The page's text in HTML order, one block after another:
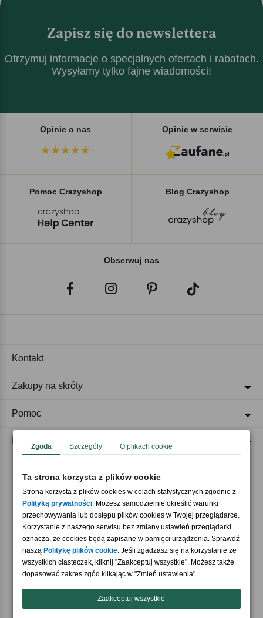
Zapisz się do newslettera
Otrzymuj informacje o specjalnych ofertach i rabatach.
Wysyłamy tylko fajne wiadomości!
Opinie o nas Opinie w serwisie
Pomoc Crazyshop Blog Crazyshop
Obserwuj nas
Akceptujemy płatności
Nasi partnerzy
Kontakt
Zakupy na skróty
Pomoc
Zgoda Szczegóły O plikach cookie
Ta strona korzysta z plików cookie
Strona korzysta z plików cookies w celach statystycznych zgodnie z
Polityką prywatności. Możesz samodzielnie określić warunki
przechowywania lub dostępu plików cookies w Twojej przeglądarce.
Korzystanie z naszego serwisu bez zmiany ustawień przeglądarki
oznacza, że cookies będą zapisane w pamięci urządzenia. Sprawdź
naszą Politykę plików cookie. Jeśli zgadzasz się na korzystanie ze
wszystkich ciasteczek, kliknij "Zaakceptuj wszystkie". Możesz także
dopasować zakres zgód klikając w "Zmień ustawienia".
Zaakceptuj wszystkie